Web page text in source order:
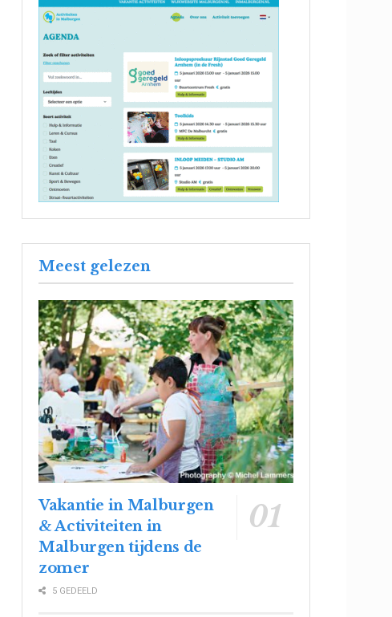
Meest gelezen
Vakantie in Malburgen
& Activiteiten in
Malburgen tijdens de
zomer
5 GEDEELD